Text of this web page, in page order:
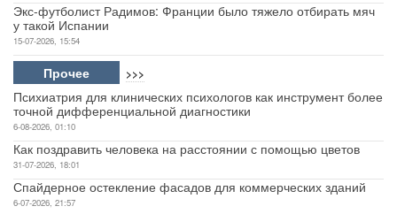
Экс-футболист Радимов: Франции было тяжело отбирать мяч
у такой Испании
15-07-2026, 15:54
Прочее >>>
Психиатрия для клинических психологов как инструмент более
точной дифференциальной диагностики
6-08-2026, 01:10
Как поздравить человека на расстоянии с помощью цветов
31-07-2026, 18:01
Спайдерное остекление фасадов для коммерческих зданий
6-07-2026, 21:57